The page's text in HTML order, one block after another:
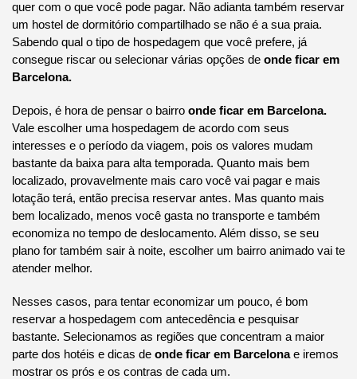
quer com o que você pode pagar. Não adianta também reservar
um hostel de dormitório compartilhado se não é a sua praia.
Sabendo qual o tipo de hospedagem que você prefere, já
consegue riscar ou selecionar várias opções de onde ficar em
Barcelona.
Depois, é hora de pensar o bairro onde ficar em Barcelona.
Vale escolher uma hospedagem de acordo com seus
interesses e o período da viagem, pois os valores mudam
bastante da baixa para alta temporada. Quanto mais bem
localizado, provavelmente mais caro você vai pagar e mais
lotação terá, então precisa reservar antes. Mas quanto mais
bem localizado, menos você gasta no transporte e também
economiza no tempo de deslocamento. Além disso, se seu
plano for também sair à noite, escolher um bairro animado vai te
atender melhor.
Nesses casos, para tentar economizar um pouco, é bom
reservar a hospedagem com antecedência e pesquisar
bastante. Selecionamos as regiões que concentram a maior
parte dos hotéis e dicas de onde ficar em Barcelonae iremos
mostrar os prós e os contras de cada um.